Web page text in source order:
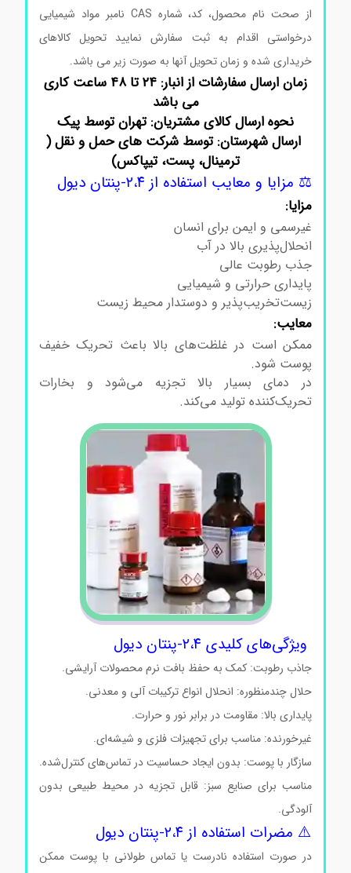
از صحت نام محصول، کد، شماره CAS نامبر مواد شیمیایی
درخواستی اقدام به ثبت سفارش نمایید تحویل کالاهای
خریداری شده و زمان تحویل آنها به صورت زیر می باشد.
زمان ارسال سفارشات از انبار: ۲۴ تا ۴۸ ساعت کاری
می باشد
نحوه ارسال کالای مشتریان: تهران توسط پیک
ارسال شهرستان: توسط شرکت های حمل و نقل (
ترمینال، پست، تیپاکس)
⚖️ مزایا و معایب استفاده از ۲،۴-پنتان دیول
مزایا:
غیرسمی و ایمن برای انسان
انحلال‌پذیری بالا در آب
جذب رطوبت عالی
پایداری حرارتی و شیمیایی
زیست‌تخریب‌پذیر و دوستدار محیط زیست
معایب:
ممکن است در غلظت‌های بالا باعث تحریک خفیف
پوست شود.
در دمای بسیار بالا تجزیه می‌شود و بخارات
تحریک‌کننده تولید می‌کند.
ویژگی‌های کلیدی ۲،۴-پنتان دیول
جاذب رطوبت: کمک به حفظ بافت نرم محصولات آرایشی.
حلال چندمنظوره: انحلال انواع ترکیبات آلی و معدنی.
پایداری بالا: مقاومت در برابر نور و حرارت.
غیرخورنده: مناسب برای تجهیزات فلزی و شیشه‌ای.
سازگار با پوست: بدون ایجاد حساسیت در تماس‌های کنترل‌شده.
مناسب برای صنایع سبز: قابل تجزیه در محیط طبیعی بدون
آلودگی.
⚠️ مضرات استفاده از ۲،۴-پنتان دیول
در صورت استفاده نادرست یا تماس طولانی با پوست ممکن